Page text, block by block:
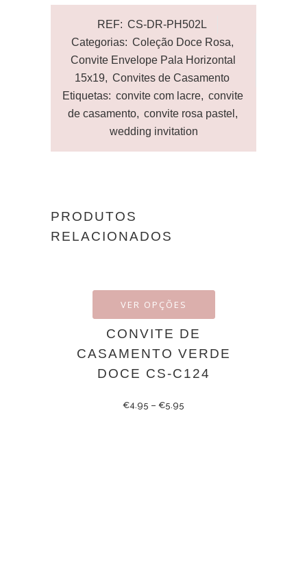
REF: CS-DR-PH502L
Categorias: Coleção Doce Rosa,
Convite Envelope Pala Horizontal
15x19, Convites de Casamento
Etiquetas: convite com lacre, convite
de casamento, convite rosa pastel ,
wedding invitation
PRODUTOS
RELACIONADOS
VER OPÇÕES
CONVITE DE
CASAMENTO VERDE
DOCE CS-C124
€4.95 – €5.95